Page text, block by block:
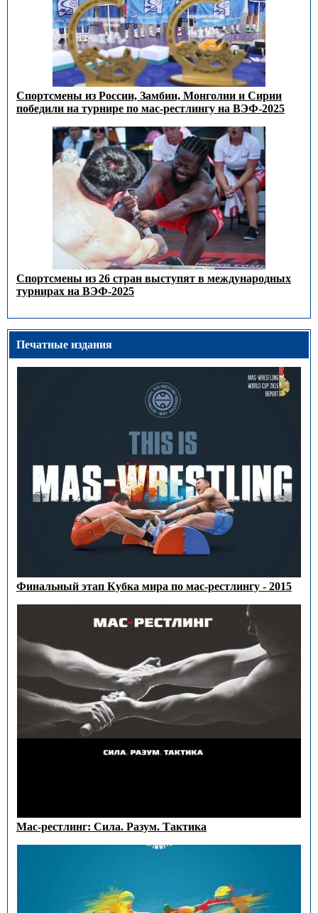
Спортсмены из России, Замбии, Монголии и Сирии
победили на турнире по мас-рестлингу на ВЭФ-2025
Спортсмены из 26 стран выступят в международных
турнирах на ВЭФ-2025
Печатные издания
Финальный этап Кубка мира по мас-рестлингу - 2015
Мас-рестлинг: Сила. Разум. Тактика